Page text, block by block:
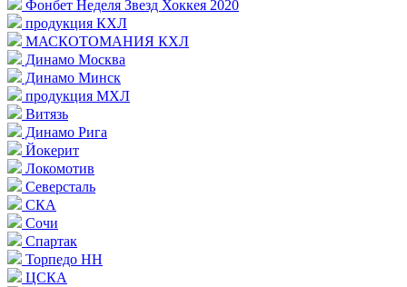
Фонбет Неделя Звезд Хоккея 2020
продукция КХЛ
МАСКОТОМАНИЯ КХЛ
Динамо Москва
Динамо Минск
продукция МХЛ
Витязь
Динамо Рига
Йокерит
Локомотив
Северсталь
СКА
Сочи
Спартак
Торпедо НН
ЦСКА